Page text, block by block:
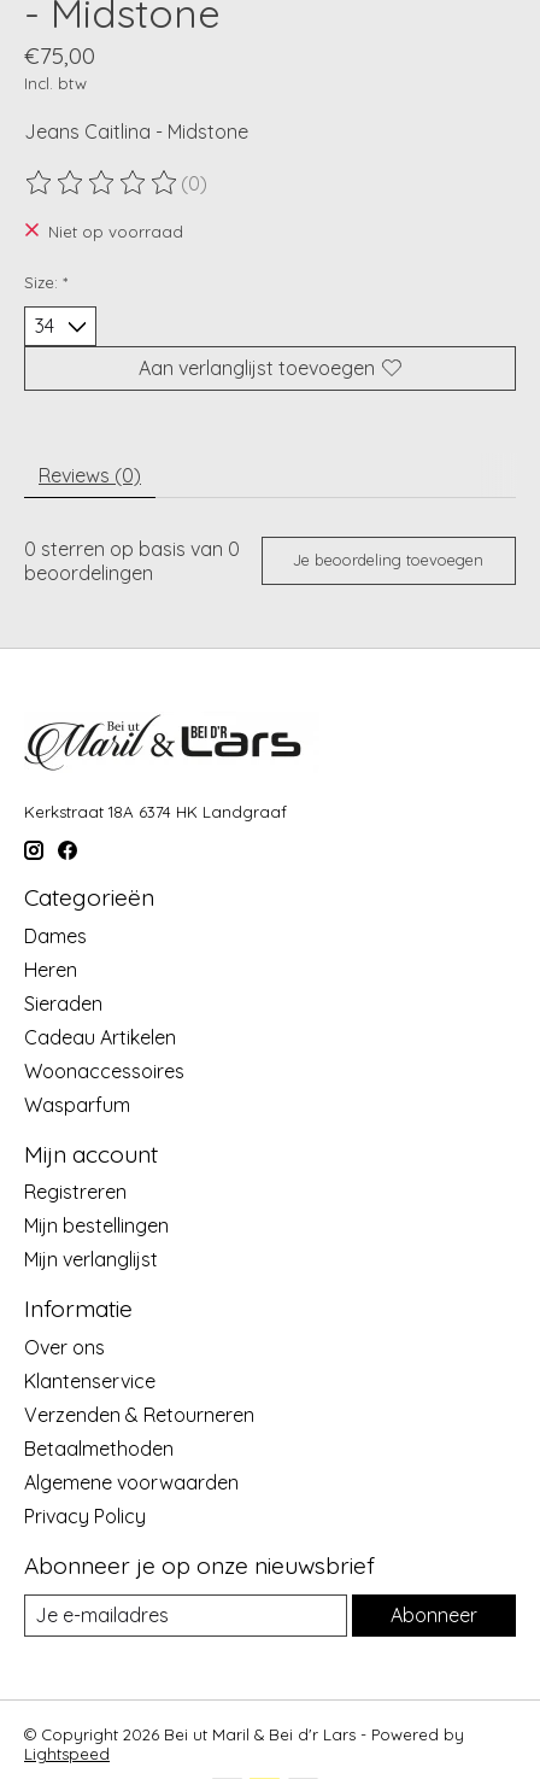
- Midstone
€75,00
Incl. btw
Jeans Caitlina - Midstone
De beoordeling van dit product is
(0)
Niet op voorraad
Size: *
Aan verlanglijst toevoegen
Reviews (0)
0 sterren op basis van 0
beoordelingen
Je beoordeling toevoegen
Kerkstraat 18A 6374 HK Landgraaf
Categorieën
Dames
Heren
Sieraden
Cadeau Artikelen
Woonaccessoires
Wasparfum
Mijn account
Registreren
Mijn bestellingen
Mijn verlanglijst
Informatie
Over ons
Klantenservice
Verzenden & Retourneren
Betaalmethoden
Algemene voorwaarden
Privacy Policy
Abonneer je op onze nieuwsbrief
Abonneer
© Copyright 2026 Bei ut Maril & Bei d'r Lars - Powered by
Lightspeed